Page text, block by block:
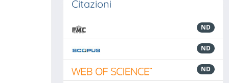
Citazioni
ND
ND
ND